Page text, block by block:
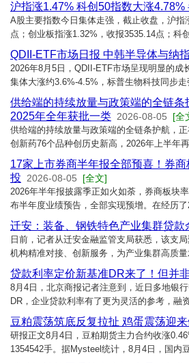
沪指涨1.47% 科创50指数大涨4.78%
A股主要指数今日集体走强，截止收盘，沪
点；创业板指涨1.32%，收报3535.14点；科
QDII-ETF市场日报 中韩半导体与纳
2026年8月5日，QDII-ETF市场呈现明显的
集体大涨约3.6%-4.5%，标普生物科技同步
供给端的持续放量与政策端的全链条
2025年全年获批一类 2026-08-05 [全
供给端的持续放量与政策端的全链条护航，
创新药76个品种创历史新高，2026年上半年
17家上市券商半年报全部预喜！券
投
2026-08-05 [全文]
2026年半年报披露季正如火如荼，券商板块
布半年度业绩预告，全部实现预增。在经历
迁安：装备、钢铁特色产业集群贷款
日前，记者从迁安金融监管支局获悉，该支
机构精准对接、创新服务，为产业集群高质
贷款利率定价新基准DR来了！但并
8月4日，北京商报记者注意到，近日多地银
DR，企业贷款利率有了更为灵活的参考，
豆粕震荡筑底反复拉扯 鸡蛋震荡迎
研报正文8月4日，豆粕期货主力合约收涨
1354542手。据Mysteel统计，8月4日，国内